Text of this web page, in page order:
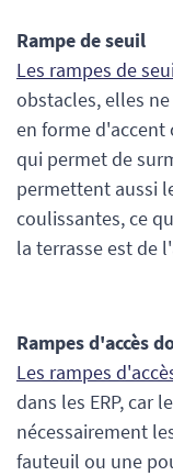
Rampe de seuil
Les rampes de
obstacles, elles
en forme d'accent
qui permet de
permettent aussi
coulissantes, ce
la terrasse est de
Rampes d'accès
Les rampes
dans les ERP, car
nécessairement
fauteuil ou une